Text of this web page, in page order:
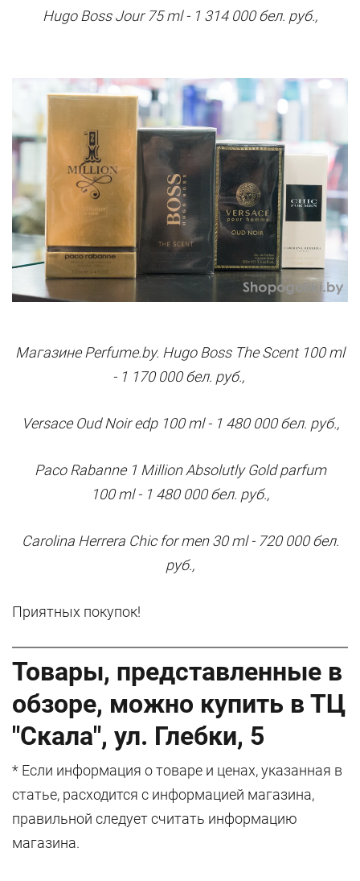
Hugo Boss Jour 75 ml - 1 314 000 бел. руб.,
МагазинеPerfume.by. Hugo Boss The Scent 100 ml
- 1 170 000 бел. руб.,
Versace Oud Noir edp 100 ml - 1 480 000 бел. руб.,
Paco Rabanne 1 Million Absolutly Gold parfum
100ml - 1 480 000 бел. руб.,
Carolina Herrera Chic for men 30ml - 720 000 бел.
руб.,
Приятных покупок!
Товары, представленные в
обзоре, можно купить в ТЦ
"Скала", ул. Глебки, 5
* Если информация о товаре и ценах, указанная в
статье, расходится с информацией магазина,
правильной следует считать информацию
магазина.